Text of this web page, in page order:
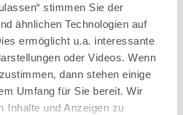
stimmen Sie der
ähnlichen Technologien auf
ermöglicht u.a. interessante
oder Videos. Wenn
dann stehen einige
Umfang für Sie bereit. Wir
Inhalte und Anzeigen zu
Berwangerhof ist eine Zeit
vor der Haustür starten
über blühende Wiesen hinauf
und stillen Lieblingsplätzen der
Allgäu zeigt sich nicht nur
dem Teller. In der Küche des
zur Inspiration: Hier